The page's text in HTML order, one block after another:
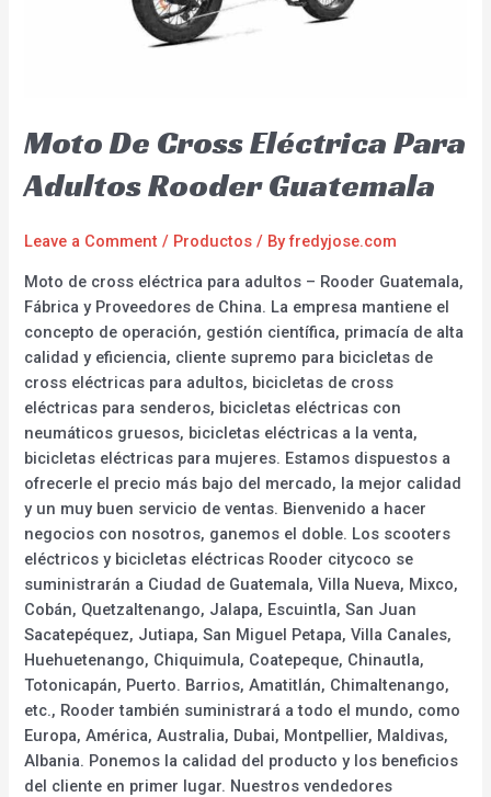
Moto De Cross Eléctrica Para
Adultos Rooder Guatemala
Leave a Comment / Productos / Byfredyjose.com
Moto de cross eléctrica para adultos – Rooder Guatemala,
Fábrica y Proveedores de China. La empresa mantiene el
concepto de operación, gestión científica, primacía de alta
calidad y eficiencia, cliente supremo para bicicletas de
cross eléctricas para adultos, bicicletas de cross
eléctricas para senderos, bicicletas eléctricas con
neumáticos gruesos, bicicletas eléctricas a la venta,
bicicletas eléctricas para mujeres. Estamos dispuestos a
ofrecerle el precio más bajo del mercado, la mejor calidad
y un muy buen servicio de ventas. Bienvenido a hacer
negocios con nosotros, ganemos el doble. Los scooters
eléctricos y bicicletas eléctricas Rooder citycoco se
suministrarán a Ciudad de Guatemala, Villa Nueva, Mixco,
Cobán, Quetzaltenango, Jalapa, Escuintla, San Juan
Sacatepéquez, Jutiapa, San Miguel Petapa, Villa Canales,
Huehuetenango, Chiquimula, Coatepeque, Chinautla,
Totonicapán, Puerto. Barrios, Amatitlán, Chimaltenango,
etc., Rooder también suministrará a todo el mundo, como
Europa, América, Australia, Dubai, Montpellier, Maldivas,
Albania. Ponemos la calidad del producto y los beneficios
del cliente en primer lugar. Nuestros vendedores